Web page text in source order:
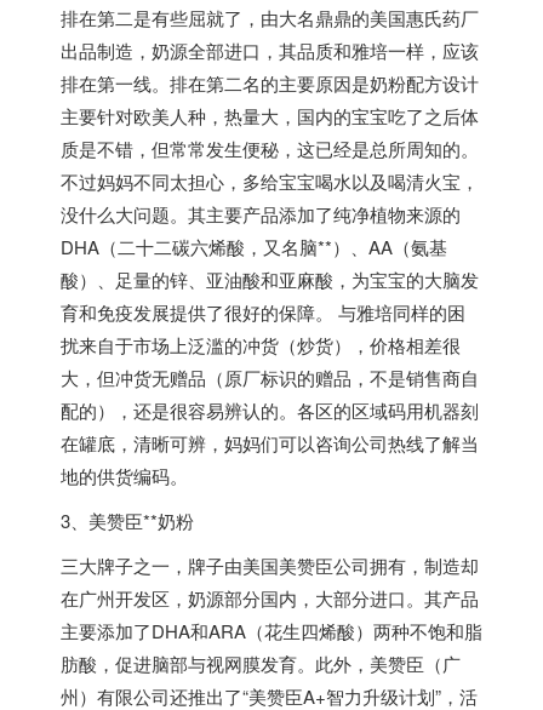
排在第二是有些屈就了，由大名鼎鼎的美国惠氏药厂
出品制造，奶源全部进口，其品质和雅培一样，应该
排在第一线。排在第二名的主要原因是奶粉配方设计
主要针对欧美人种，热量大，国内的宝宝吃了之后体
质是不错，但常常发生便秘，这已经是总所周知的。
不过妈妈不同太担心，多给宝宝喝水以及喝清火宝，
没什么大问题。其主要产品添加了纯净植物来源的
DHA（二十二碳六烯酸，又名脑**）、AA（氨基
酸）、足量的锌、亚油酸和亚麻酸，为宝宝的大脑发
育和免疫发展提供了很好的保障。 与雅培同样的困
扰来自于市场上泛滥的冲货（炒货），价格相差很
大，但冲货无赠品（原厂标识的赠品，不是销售商自
配的），还是很容易辨认的。各区的区域码用机器刻
在罐底，清晰可辨，妈妈们可以咨询公司热线了解当
地的供货编码。
3、美赞臣**奶粉
三大牌子之一，牌子由美国美赞臣公司拥有，制造却
在广州开发区，奶源部分国内，大部分进口。其产品
主要添加了DHA和ARA（花生四烯酸）两种不饱和脂
肪酸，促进脑部与视网膜发育。此外，美赞臣（广
州）有限公司还推出了“美赞臣A+智力升级计划”，活